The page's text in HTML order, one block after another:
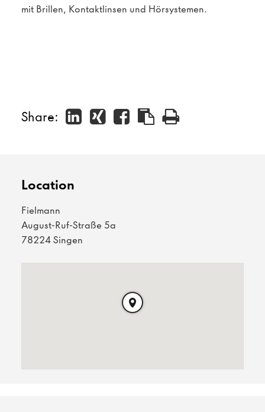
mit Brillen, Kontaktlinsen und Hörsystemen.
Share:
Location
Fielmann
August-Ruf-Straße 5a
78224 Singen